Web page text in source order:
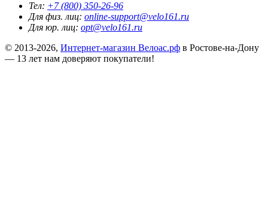
Тел: +7 (800) 350-26-96
Для физ. лиц: online-support@velo161.ru
Для юр. лиц: opt@velo161.ru
© 2013-2026, Интернет-магазин Велоас.рф в Ростове-на-Дону
— 13 лет нам доверяют покупатели!